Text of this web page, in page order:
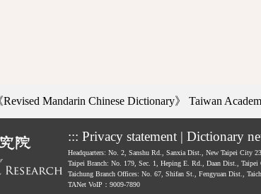
Revised Mandarin Chinese Dictionary》 Taiwan
::: Privacy statement | Dictionary
Headquarters: No. 2, Sanshu Rd., Sanxia Dist., New Taipei City
Taipei Branch: No. 179, Sec. 1, Heping E. Rd., Daan Dist., Taipei
Taichung Branch Offices: No. 67, Shifan St., Fengyuan Dist.,
TANet VoIP：9009-7890